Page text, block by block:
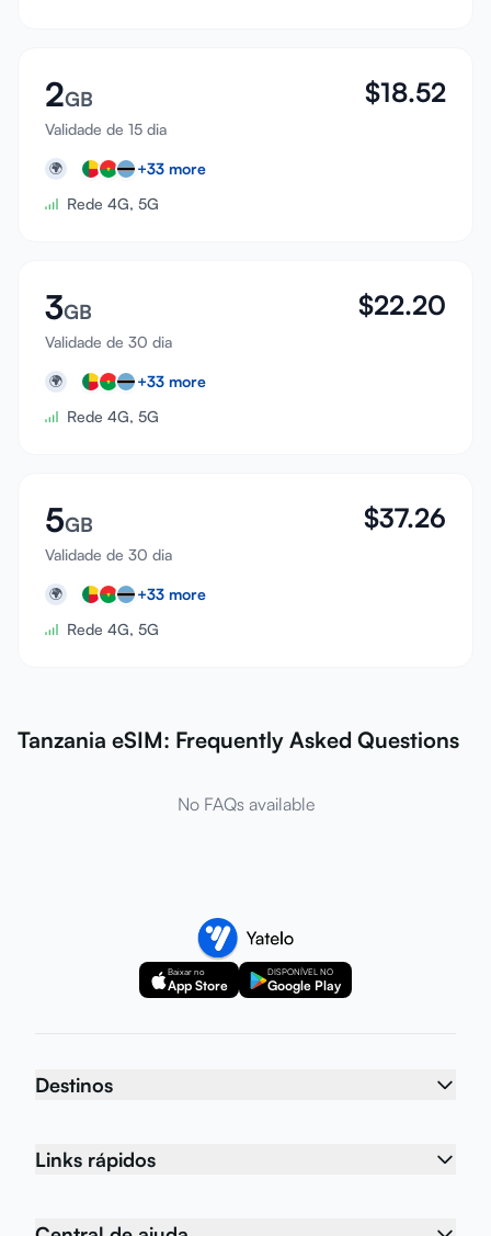
2GB
Validade de 15 dia
$18.52
🌍 +33 more
Rede 4G, 5G
3GB
Validade de 30 dia
$22.20
🌍 +33 more
Rede 4G, 5G
5GB
Validade de 30 dia
$37.26
🌍 +33 more
Rede 4G, 5G
Tanzania eSIM: Frequently Asked Questions
No FAQs available
Baixar no
App Store
DISPONÍVEL NO
Google Play
Destinos
Links rápidos